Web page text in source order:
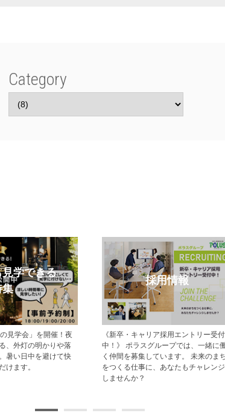
Category
採用情報
《新卒・キャリア採用エントリー受付
中！》 ポラスグループでは、一緒に働
く仲間を募集しています。 未来のまち
をつくる仕事に、あなたもチャレンジ
ホームペー
にお越しい
トカードを
見学予約を